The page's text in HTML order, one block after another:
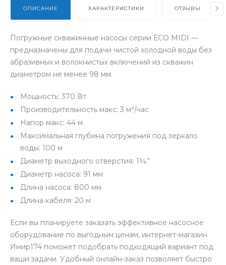
ОПИСАНИЕ ХАРАКТЕРИСТИКИ ОТЗЫВЫ
Погружные скважинные насосы серии ЕСО MIDI —
предназначены для подачи чистой холодной воды без
абразивных и волокнистых включений из скважин
диаметром не менее 98 мм.
Мощность: 370 Вт
Производительность макс: 3 м³/час
Напор макс: 44 м
Максимальная глубина погружения под зеркало
воды: 100 м
Диаметр выходного отверстия: 1¼”
Диаметр насоса: 91 мм
Длина насоса: 800 мм
Длина кабеля: 20 м
Если вы планируете заказать эффективное насосное
оборудование по выгодным ценам, интернет-магазин
Имир174 поможет подобрать подходящий вариант под
ваши задачи. Удобный онлайн-заказ позволяет быстро